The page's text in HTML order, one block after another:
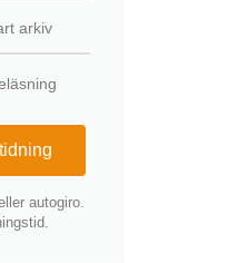
arkiv
autogiro.